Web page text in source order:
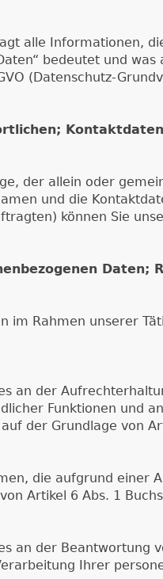
alle Informationen,
bedeutet und
(Datenschutz-
der allein oder
und die
können Sie
Daten;
im Rahmen unserer
an der
Funktionen und
der Grundlage von
die aufgrund einer
Artikel 6 Abs. 1
an der
Ihrer